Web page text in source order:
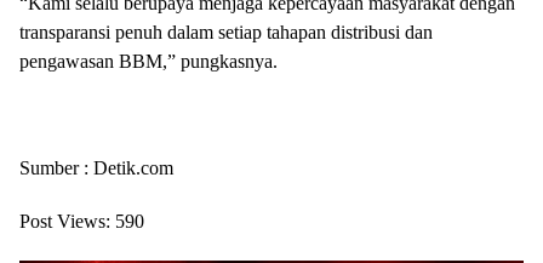
transparansi penuh dalam setiap tahapan distribusi dan
pengawasan BBM,” pungkasnya.
Sumber : Detik.com
Post Views: 590